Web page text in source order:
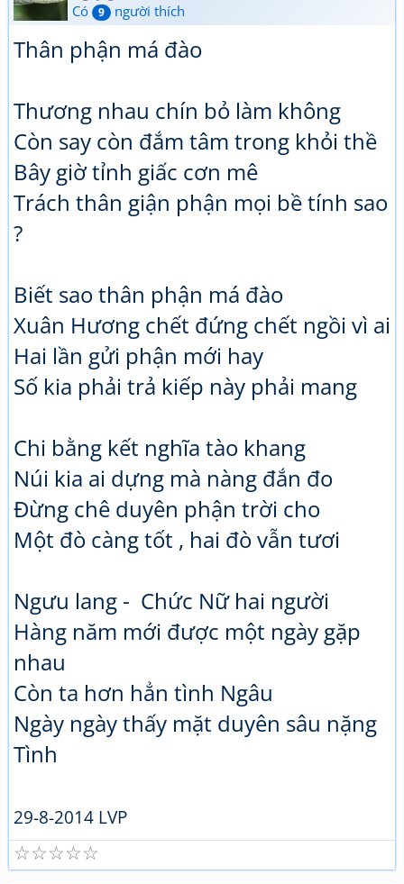
Có
9 người thích
Thân phận má đào
Thương nhau chín bỏ làm không
Còn say còn đắm tâm trong khỏi thề
Bây giờ tỉnh giấc cơn mê
Trách thân giận phận mọi bề tính sao
?
Biết sao thân phận má đào
Xuân Hương chết đứng chết ngồi vì ai
Hai lần gửi phận mới hay
Số kia phải trả kiếp này phải mang
Chi bằng kết nghĩa tào khang
Núi kia ai dựng mà nàng đắn đo
Đừng chê duyên phận trời cho
Một đò càng tốt , hai đò vẫn tươi
Ngưu lang - Chức Nữ hai người
Hàng năm mới được một ngày gặp
nhau
Còn ta hơn hẳn tình Ngâu
Ngày ngày thấy mặt duyên sâu nặng
Tình
29-8-2014 LVP
☆
☆
☆
☆
☆